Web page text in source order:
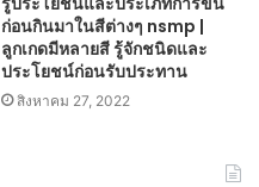
ก่อนกินมาในสีต่างๆ nsmp |
ลูกเกดมีหลายสี รู้จักชนิดและ
ประโยชน์ก่อนรับประทาน
สิงหาคม 27, 2022